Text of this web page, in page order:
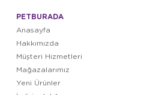
PETBURADA
Anasayfa
Hakkımızda
Müşteri Hizmetleri
Mağazalarımız
Yeni Ürünler